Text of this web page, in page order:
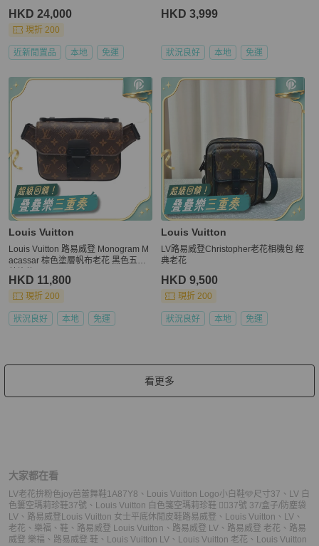
HKD 24,000
現折 200
近新閒置品 本地 免運
HKD 3,999
狀況良好 本地 免運
Louis Vuitton
Louis Vuitton 路易威登 Monogram M
acassar 棕色塗層帆布老花 黑色五金
HKD 11,800
現折 200
狀況良好 本地 免運
Louis Vuitton
LV路易威登Christopher老花相機包 經
典老花
HKD 9,500
現折 200
狀況良好 本地 免運
看更多
大家都在看
LV老花拚粉色joy芭蕾舞鞋1A87Y8 、 Louis Vuitton Logo小白鞋🩵尺寸37 、 LV 白
色簍空瑪莉珍鞋37號 、 Louis Vuitton 白色箋空瑪莉珍鞋 ❤️‍🔥37號 37/盒子/防塵袋
LV 、 路易威登Louis Vuitton 女士平底休閒皮鞋路易威登 、 Louis Vuitton 、 LV 、
老花 、 樂福 、 鞋 、 路易威登 Louis Vuitton 、 路易威登 LV 、 路易威登 老花 、 路易
威登 樂福 、 路易威登 鞋 、 Louis Vuitton LV 、 Louis Vuitton 老花 、 Louis Vuitton